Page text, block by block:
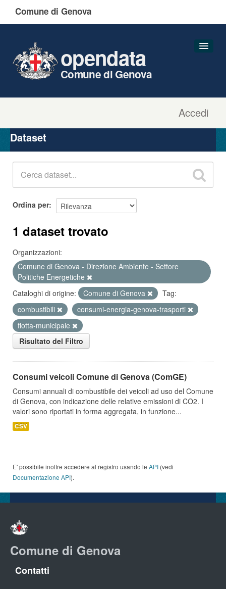
Comune di Genova
Accedi
opendata
Comune di Genova
Organizzazioni
Gruppi
Dataset
Ordina per
1 dataset trovato
Organizzazioni:
Comune di Genova - Direzione Ambiente - Settore
Politiche Energetiche
Cataloghi di origine:
Comune di Genova
Tag:
combustibili
consumi-energia-genova-trasporti
flotta-municipale
Risultato del Filtro
Consumi veicoli Comune di Genova (ComGE)
Consumi annuali di combustibile dei veicoli ad uso del Comune
di Genova, con indicazione delle relative emissioni di CO2. I
valori sono riportati in forma aggregata, in funzione...
CSV
E' possibile inoltre accedere al registro usando le API (vedi
Documentazione API).
Comune di Genova
Contatti